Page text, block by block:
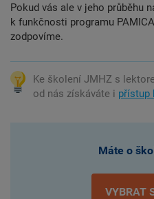
Pokud vás ale v jeho průběhu
k funkčnosti programu
zodpovíme.
Ke školení JMHZ s
od nás získáváte i přístup
Máte o
VYBRAT